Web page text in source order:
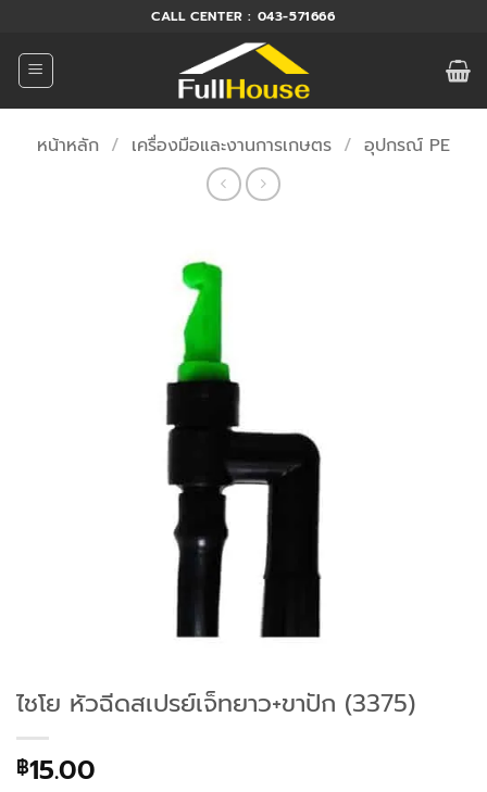
ยัง
เนื้อหา
CALL CENTER : 043-571666
หน้าหลัก / เครื่องมือและงานการเกษตร / อุปกรณ์ PE
ไชโย หัวฉีดสเปรย์เจ็ทยาว+ขาปัก (3375)
฿15.00